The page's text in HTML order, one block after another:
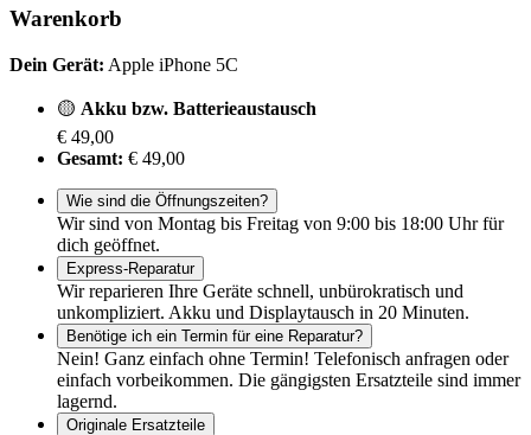
Warenkorb
Dein Gerät: Apple iPhone 5C
🟡 Akku bzw. Batterieaustausch
€ 49,00
Gesamt: € 49,00
Wie sind die Öffnungszeiten?
Wir sind von Montag bis Freitag von 9:00 bis 18:00 Uhr für
dich geöffnet.
Express-Reparatur
Wir reparieren Ihre Geräte schnell, unbürokratisch und
unkompliziert. Akku und Displaytausch in 20 Minuten.
Benötige ich ein Termin für eine Reparatur?
Nein! Ganz einfach ohne Termin! Telefonisch anfragen oder
einfach vorbeikommen. Die gängigsten Ersatzteile sind immer
lagernd.
Originale Ersatzteile